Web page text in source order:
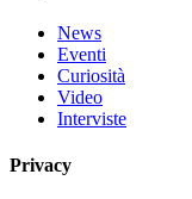
News
Eventi
Curiosità
Video
Interviste
Privacy